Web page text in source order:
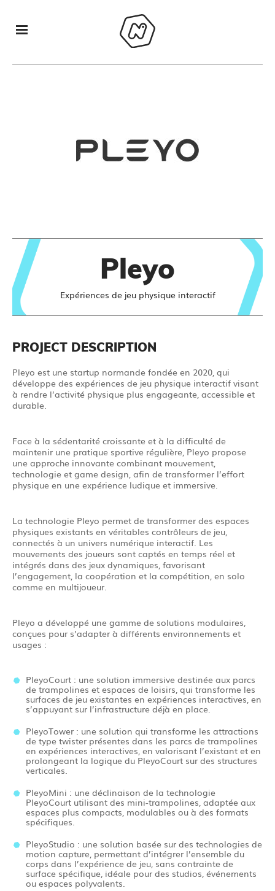
Pleyo
Expériences de jeu physique interactif
PROJECT DESCRIPTION
Pleyo est une startup normande fondée en 2020, qui
développe des expériences de jeu physique interactif visant
à rendre l’activité physique plus engageante, accessible et
durable.
Face à la sédentarité croissante et à la difficulté de
maintenir une pratique sportive régulière, Pleyo propose
une approche innovante combinant mouvement,
technologie et game design, afin de transformer l’effort
physique en une expérience ludique et immersive.
La technologie Pleyo permet de transformer des espaces
physiques existants en véritables contrôleurs de jeu,
connectés à un univers numérique interactif. Les
mouvements des joueurs sont captés en temps réel et
intégrés dans des jeux dynamiques, favorisant
l’engagement, la coopération et la compétition, en solo
comme en multijoueur.
Pleyo a développé une gamme de solutions modulaires,
conçues pour s’adapter à différents environnements et
usages :
PleyoCourt : une solution immersive destinée aux parcs
de trampolines et espaces de loisirs, qui transforme les
surfaces de jeu existantes en expériences interactives, en
s’appuyant sur l’infrastructure déjà en place.
PleyoTower : une solution qui transforme les attractions
de type twister présentes dans les parcs de trampolines
en expériences interactives, en valorisant l’existant et en
prolongeant la logique du PleyoCourt sur des structures
verticales.
PleyoMini : une déclinaison de la technologie
PleyoCourt utilisant des mini-trampolines, adaptée aux
espaces plus compacts, modulables ou à des formats
spécifiques.
PleyoStudio : une solution basée sur des technologies de
motion capture, permettant d’intégrer l’ensemble du
corps dans l’expérience de jeu, sans contrainte de
surface spécifique, idéale pour des studios, événements
ou espaces polyvalents.